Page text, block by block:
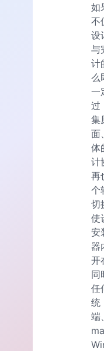
如
不
设
与
计
么
一
过
集
面
体
计
再
个
切
使
安
器
开
同
任
统
端、